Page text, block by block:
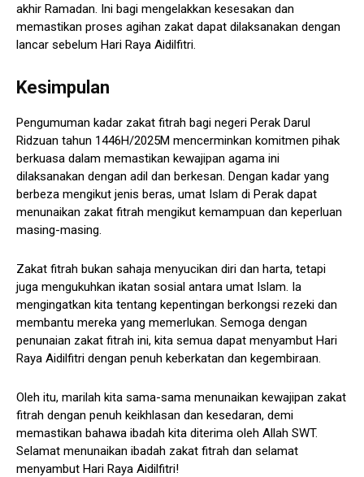
akhir Ramadan. Ini bagi mengelakkan kesesakan dan
memastikan proses agihan zakat dapat dilaksanakan dengan
lancar sebelum Hari Raya Aidilfitri.
Kesimpulan
Pengumuman kadar zakat fitrah bagi negeri Perak Darul
Ridzuan tahun 1446H/2025M mencerminkan komitmen pihak
berkuasa dalam memastikan kewajipan agama ini
dilaksanakan dengan adil dan berkesan. Dengan kadar yang
berbeza mengikut jenis beras, umat Islam di Perak dapat
menunaikan zakat fitrah mengikut kemampuan dan keperluan
masing-masing.
Zakat fitrah bukan sahaja menyucikan diri dan harta, tetapi
juga mengukuhkan ikatan sosial antara umat Islam. Ia
mengingatkan kita tentang kepentingan berkongsi rezeki dan
membantu mereka yang memerlukan. Semoga dengan
penunaian zakat fitrah ini, kita semua dapat menyambut Hari
Raya Aidilfitri dengan penuh keberkatan dan kegembiraan.
Oleh itu, marilah kita sama-sama menunaikan kewajipan zakat
fitrah dengan penuh keikhlasan dan kesedaran, demi
memastikan bahawa ibadah kita diterima oleh Allah SWT.
Selamat menunaikan ibadah zakat fitrah dan selamat
menyambut Hari Raya Aidilfitri!